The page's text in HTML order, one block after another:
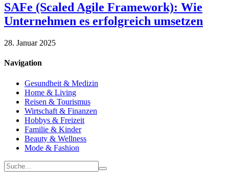
SAFe (Scaled Agile Framework): Wie
Unternehmen es erfolgreich umsetzen
28. Januar 2025
Navigation
Gesundheit & Medizin
Home & Living
Reisen & Tourismus
Wirtschaft & Finanzen
Hobbys & Freizeit
Familie & Kinder
Beauty & Wellness
Mode & Fashion